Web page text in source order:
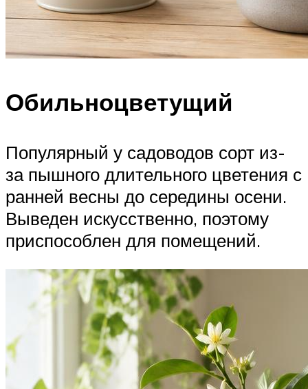
Обильноцветущий
Популярный у садоводов сорт из-
за пышного длительного цветения с
ранней весны до середины осени.
Выведен искусственно, поэтому
приспособлен для помещений.